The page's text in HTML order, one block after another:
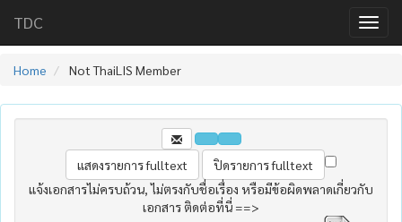
TDC
Home Not ThaiLIS Member
แจ้งเอกสารไม่ครบถ้วน, ไม่ตรงกับชื่อเรื่อง หรือมีข้อผิดพลาดเกี่ยวกับ
เอกสาร ติดต่อที่นี่ ==>